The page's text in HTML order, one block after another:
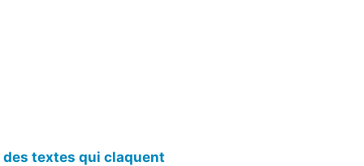
des textes qui claquent